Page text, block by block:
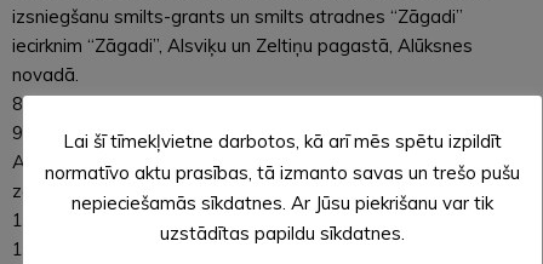
izsniegšanu smilts-grants un smilts atradnes “Zāgadi”
iecirknim “Zāgadi”, Alsviķu un Zeltiņu pagastā, Alūksnes
novadā.
8. Par pārvaldīšanas tiesību nodošanu.
9. Par saistošo noteikumu Nr._/2018 “Par neapbūvētu,
Alūksnes novada pašvaldībai piederošu vai piekrītošu
zemesgabalu nomas maksu” izdošanu.
10. Par veselības aprūpes pakalpojumu maksas noteikšanu.
11. Par notekūdeņu attīrīšanas iekārtās ieplūstošo
Lai šī tīmekļvietne darbotos, kā arī mēs spētu izpildīt
normatīvo aktu prasības, tā izmanto savas un trešo pušu
nepieciešamās sīkdatnes. Ar Jūsu piekrišanu var tik
uzstādītas papildu sīkdatnes.